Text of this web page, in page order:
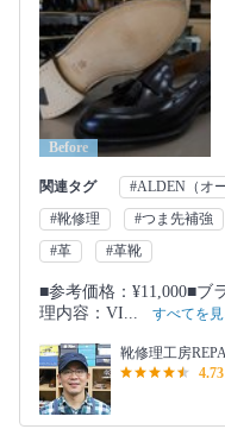
Before
関連タグ #ALDEN（オ
#靴修理
#つま先補強
#革
#革靴
■参考価格：¥11,000■ブ
理内容：VI...
すべてを
靴修理工房
4.73